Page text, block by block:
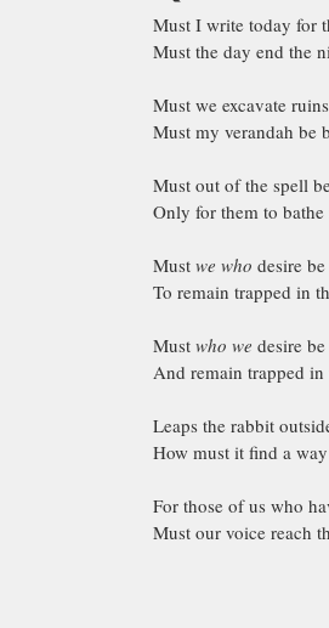
Must I write today for
Must the day end the
Must we excavate
Must my verandah be
Must out of the spell
Only for them to
Must we who desire
To remain trapped in
Must who we desire
And remain trapped
Leaps the rabbit
How must it find a
For those of us who
Must our voice reach